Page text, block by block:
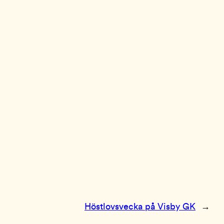
Höstlovsvecka på Visby GK →